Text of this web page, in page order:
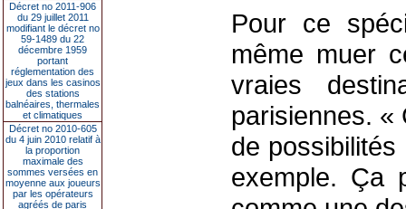
Décret no 2011-906
du 29 juillet 2011
modifiant le décret no
59-1489 du 22
décembre 1959
portant
réglementation des
jeux dans les casinos
des stations
balnéaires, thermales
et climatiques
Décret no 2010-605
du 4 juin 2010 relatif à
la proportion
maximale des
sommes versées en
moyenne aux joueurs
par les opérateurs
agréés de paris
Pour ce
même muer
vraies
parisiennes. «
de possibilités
exemple. Ça